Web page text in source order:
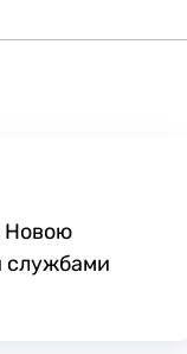
Новою
службами